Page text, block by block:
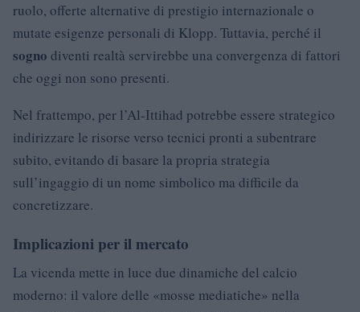
ruolo, offerte alternative di prestigio internazionale o
mutate esigenze personali di Klopp. Tuttavia, perché il
sogno diventi realtà servirebbe una convergenza di fattori
che oggi non sono presenti.
Nel frattempo, per l’Al-Ittihad potrebbe essere strategico
indirizzare le risorse verso tecnici pronti a subentrare
subito, evitando di basare la propria strategia
sull’ingaggio di un nome simbolico ma difficile da
concretizzare.
Implicazioni per il mercato
La vicenda mette in luce due dinamiche del calcio
moderno: il valore delle «mosse mediatiche» nella